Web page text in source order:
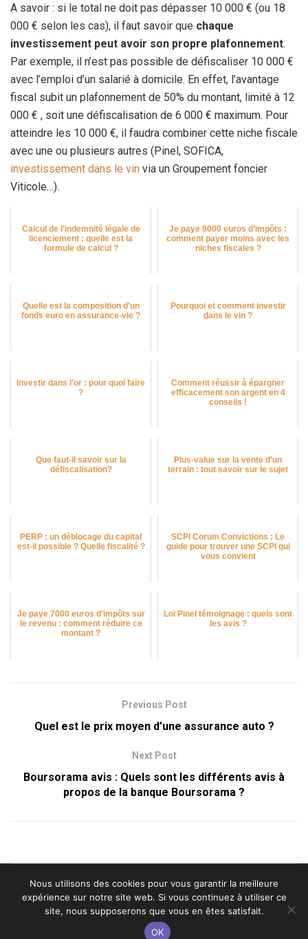
A savoir : si le total ne doit pas dépasser 10 000 € (ou 18
000 € selon les cas), il faut savoir que chaque
investissement peut avoir son propre plafonnement.
Par exemple, il n’est pas possible de défiscaliser 10 000 €
avec l’emploi d’un salarié à domicile. En effet, l’avantage
fiscal subit un plafonnement de 50% du montant, limité à 12
000 € , soit une défiscalisation de 6 000 € maximum. Pour
atteindre les 10 000 €, il faudra combiner cette niche fiscale
avec une ou plusieurs autres (Pinel, SOFICA,
investissement dans le vin via un Groupement foncier
Viticole…).
Calcul de l'indemnité légale de
licenciement : quelle est la
formule de calcul ?
Je paye 9000 euros d’impôts :
comment payer moins avec les
niches fiscales ?
Quelle est la composition d'un
fonds euro en assurance-vie ?
Pourquoi et comment investir
dans le vin ?
Investir dans l’or : pour quoi faire
?
Comment réussir à épargner
efficacement son argent en 4
conseils !
Que faut-il savoir sur la
défiscalisation?
Plus-value sur la vente d'un
terrain : tout savoir sur le sujet
PERP : un déblocage du capital
est-il possible ? Quelle fiscalité ?
SCPI Corum Convictions : Le
guide pour trouver une SCPI qui
vous convient
Je paye 7000 euros d’impôts sur
le revenu : comment réduire ce
montant ?
Loi Pinel témoignage : quels sont
les avis ?
Previous Post
Quel est le prix moyen d’une assurance auto ?
Next Post
Boursorama avis : Quels sont les différents avis à
propos de la banque Boursorama ?
Contact Nos avis Mentions légales
Nous utilisons des cookies pour vous garantir la meilleure
expérience sur notre site web. Si vous continuez à utiliser ce
site, nous supposerons que vous en êtes satisfait.
OK